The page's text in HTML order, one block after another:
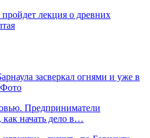
лекция о древних
засверкал огнями и уже в
Предприниматели
как начать дело в…